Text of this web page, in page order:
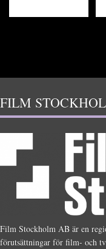
FILM
Film Stockholm AB är en
förutsättningar för film- och